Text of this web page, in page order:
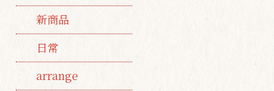
新商品
日常
arrange